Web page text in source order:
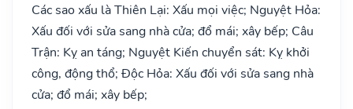
Các sao xấu là Thiên Lại: Xấu mọi việc; Nguyệt Hỏa:
Xấu đối với sửa sang nhà cửa; đổ mái; xây bếp; Câu
Trận: Kỵ an táng; Nguyệt Kiến chuyển sát: Kỵ khởi
công, động thổ; Độc Hỏa: Xấu đối với sửa sang nhà
cửa; đổ mái; xây bếp;